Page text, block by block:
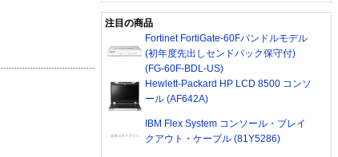
注目の商品
Fortinet FortiGate-60Fバンドルモデル
(初年度先出しセンドバック保守付)
(FG-60F-BDL-US)
Hewlett-Packard HP LCD 8500 コンソ
ール (AF642A)
IBM Flex System コンソール・ブレイ
クアウト・ケーブル (81Y5286)